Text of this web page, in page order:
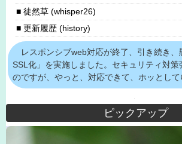
徒然草 (whisper26)
更新履歴 (history)
レスポンシブweb対応が終了、引き続き、
SSL化」を実施しました。セキュリティ対策
のですが、やっと、対応できて、ホッとして
ピックアップ